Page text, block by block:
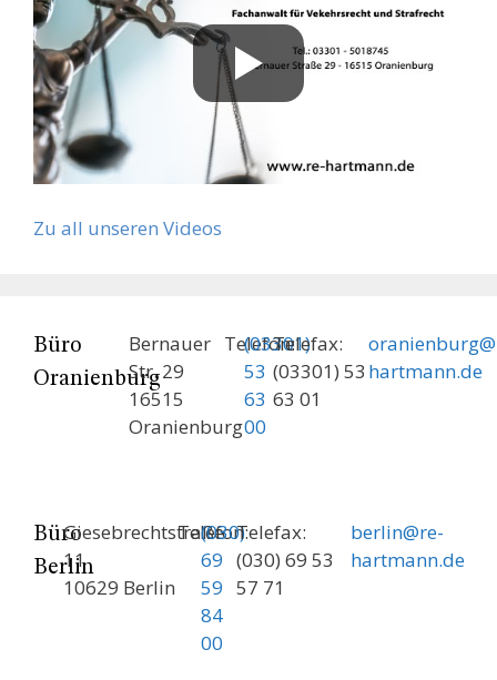
Zu all unseren Videos
Büro
Oranienburg
Bernauer
Str. 29
16515
Oranienburg
Telefon:
(03301)
53
63
00
Telefax:
(03301) 53
63 01
hartmann.de
Büro
Berlin
Giesebrechtstraße
11
10629 Berlin
Telefon:
(030)
69
59
84
00
Telefax:
(030) 69 53
57 71
berlin@re-
hartmann.de